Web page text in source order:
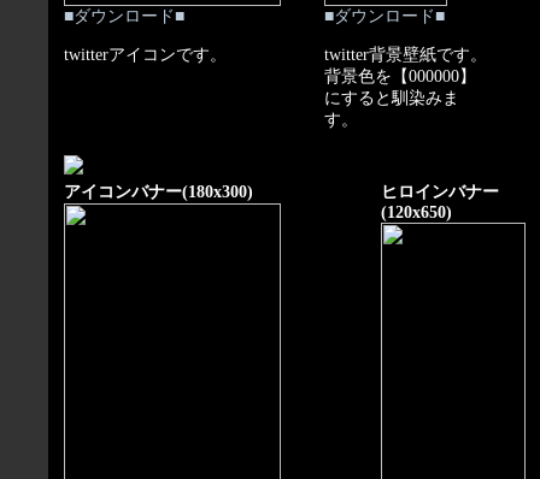
■ダウンロード■
twitterアイコンです。
■ダウンロード■
twitter背景壁紙です。
背景色を【000000】
にすると馴染みま
す。
アイコンバナー(180x300)
ヒロインバナー
(120x650)